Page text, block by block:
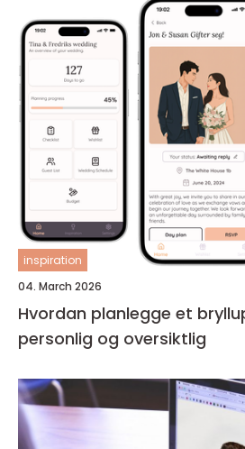
inspiration
04. March 2026
Hvordan planlegge et
personlig og oversiktlig